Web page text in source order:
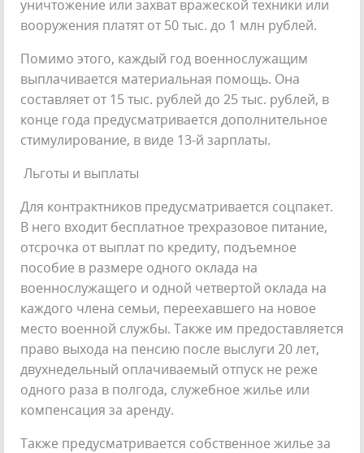
уничтожение или захват вражеской техники или
вооружения платят от 50 тыс. до 1 млн рублей.
Помимо этого, каждый год военнослужащим
выплачивается материальная помощь. Она
составляет от 15 тыс. рублей до 25 тыс. рублей, в
конце года предусматривается дополнительное
стимулирование, в виде 13-й зарплаты.
Льготы и выплаты
Для контрактников предусматривается соцпакет.
В него входит бесплатное трехразовое питание,
отсрочка от выплат по кредиту, подъемное
пособие в размере одного оклада на
военнослужащего и одной четвертой оклада на
каждого члена семьи, переехавшего на новое
место военной службы. Также им предоставляется
право выхода на пенсию после выслуги 20 лет,
двухнедельный оплачиваемый отпуск не реже
одного раза в полгода, служебное жилье или
компенсация за аренду.
Также предусматривается собственное жилье за